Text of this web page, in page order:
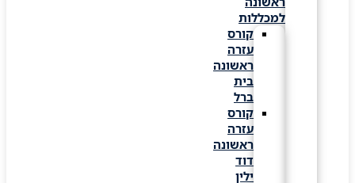
למכללות
קורס
עזרה
ראשונה
קורס
עזרה
ראשונה